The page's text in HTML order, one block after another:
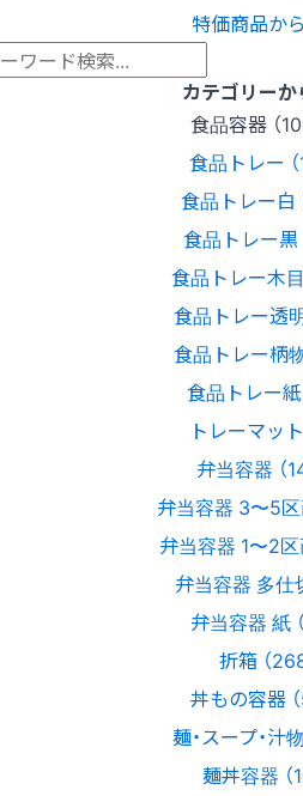
特価商品か
カテゴリーか
食品容器 （
食品トレー （
食品トレー白
食品トレー黒
食品トレー木目
食品トレー透明
食品トレー柄物
食品トレー紙
トレーマット
弁当容器 （
弁当容器 3〜5区
弁当容器 1〜2区
弁当容器 多仕
弁当容器 紙
折箱 （268
丼もの容器 （
麺・スープ・汁
麺丼容器 （